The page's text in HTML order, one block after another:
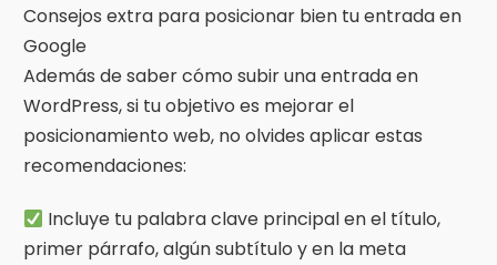
Consejos extra para posicionar bien tu entrada en
Google
Además de saber cómo subir una entrada en
WordPress, si tu objetivo es mejorar el
posicionamiento web, no olvides aplicar estas
recomendaciones:
Incluye tu palabra clave principal en el título,
primer párrafo, algún subtítulo y en la meta